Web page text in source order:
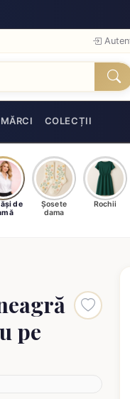
MĂRCI COLECȚII
de
Șosete
dama
Rochii
pe